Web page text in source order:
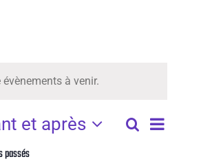
évènements à venir.
List
et après
passés